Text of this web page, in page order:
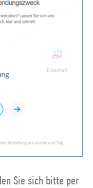
Sie sich bitte per